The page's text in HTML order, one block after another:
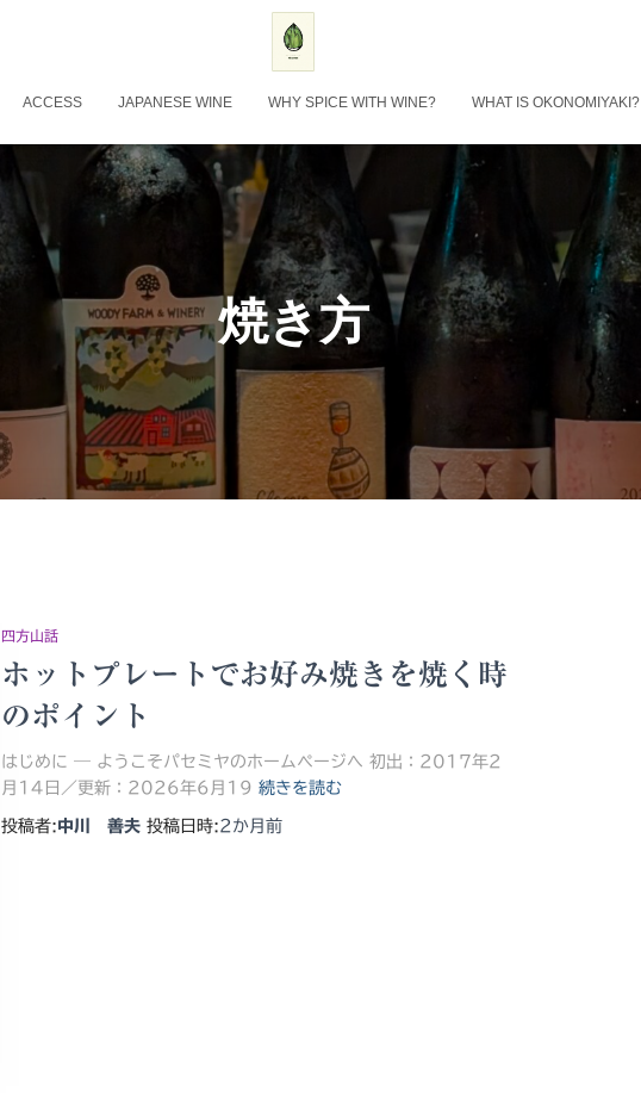
ACCESS JAPANESE WINE WHY SPICE WITH WINE? WHAT IS OKONOMIYAKI?
焼き方
四方山話
ホットプレートでお好み焼きを焼く時
のポイント
はじめに ― ようこそパセミヤのホームページへ 初出：2017年2
月14日／更新：2026年6月19 続きを読む
投稿者:中川 善夫 投稿日時:2か月 前